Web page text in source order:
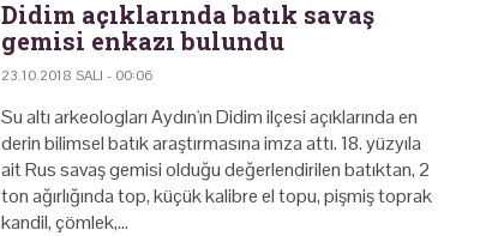
Didim açıklarında batık savaş
gemisi enkazı bulundu
23.10.2018 SALI - 00:06
Su altı arkeologları Aydın'ın Didim ilçesi açıklarında en
derin bilimsel batık araştırmasına imza attı. 18. yüzyıla
ait Rus savaş gemisi olduğu değerlendirilen batıktan, 2
ton ağırlığında top, küçük kalibre el topu, pişmiş toprak
kandil, çömlek,…